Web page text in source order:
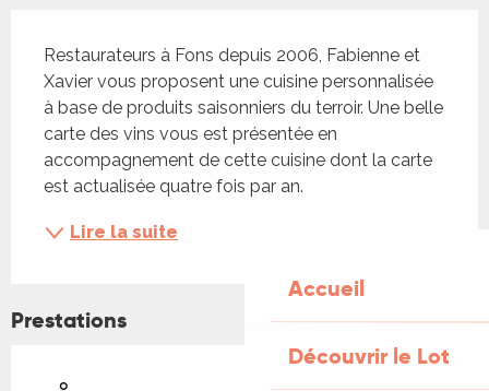
Accueil
Découvrir le Lot
Restaurateurs à Fons depuis 2006, Fabienne et
Xavier vous proposent une cuisine personnalisée
à base de produits saisonniers du terroir. Une belle
carte des vins vous est présentée en
accompagnement de cette cuisine dont la carte
est actualisée quatre fois par an.
Lire la suite
Prestations